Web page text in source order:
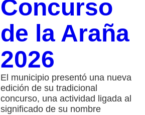
Concurso
de la Araña
2026
El municipio presentó una nueva
edición de su tradicional
concurso, una actividad ligada al
significado de su nombre